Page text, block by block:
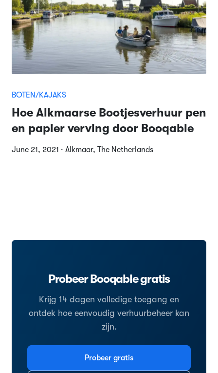
BOTEN/KAJAKS
Hoe Alkmaarse Bootjesverhuur pen
en papier verving door Booqable
June 21, 2021 · Alkmaar, The Netherlands
Probeer Booqable gratis
Krijg 14 dagen volledige toegang en
ontdek hoe eenvoudig verhuurbeheer kan
zijn.
Probeer gratis